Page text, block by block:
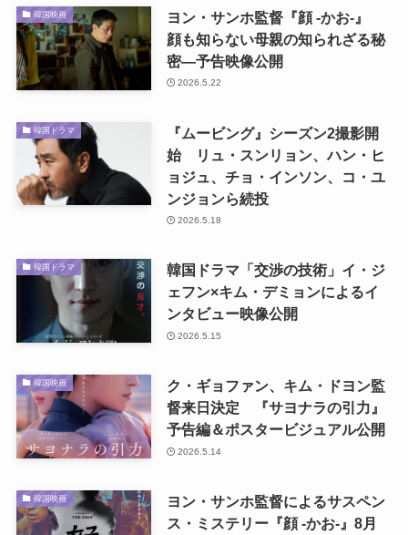
韓国映画
ヨン・サンホ監督『顔 -かお-』
顔も知らない母親の知られざる秘
密―予告映像公開
2026.5.22
韓国ドラマ
『ムービング』シーズン2撮影開
始 リュ・スンリョン、ハン・ヒ
ョジュ、チョ・インソン、コ・ユ
ンジョンら続投
2026.5.18
韓国ドラマ
韓国ドラマ「交渉の技術」イ・ジ
ェフン×キム・デミョンによるイ
ンタビュー映像公開
2026.5.15
韓国映画
ク・ギョファン、キム・ドヨン監
督来日決定 『サヨナラの引力』
予告編＆ポスタービジュアル公開
2026.5.14
韓国映画
ヨン・サンホ監督によるサスペン
ス・ミステリー『顔 -かお-』8月